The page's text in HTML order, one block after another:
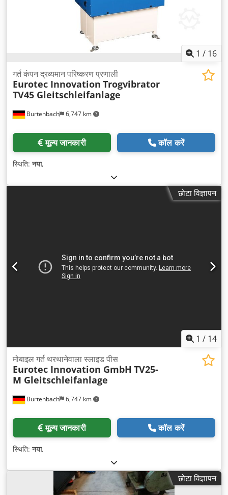
1 / 16
Burtenbach 6,747 km
गर्त कंपन द्रव्यमान परिष्करण प्रणाली
Eurotec Innovation Trogvibrator
TV45 Gleitschleifanlage
मूल्य जानकारी कॉल करें
स्थिति:नया,
छोटा विज्ञापन
1 / 14
Burtenbach 6,747 km
मोबाइल गर्त थरथानेवाला स्लाइड पीस
Eurotec Innovation GmbH TV25-
M Gleitschleifanlage
मूल्य जानकारी कॉल करें
स्थिति:नया,
छोटा विज्ञापन